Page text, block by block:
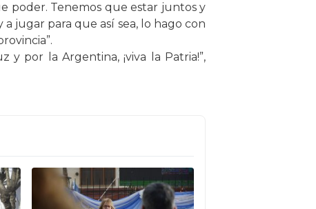
poder. Tenemos que estar juntos y
jugar para que así sea, lo hago con
por la Argentina, ¡viva la Patria!”,